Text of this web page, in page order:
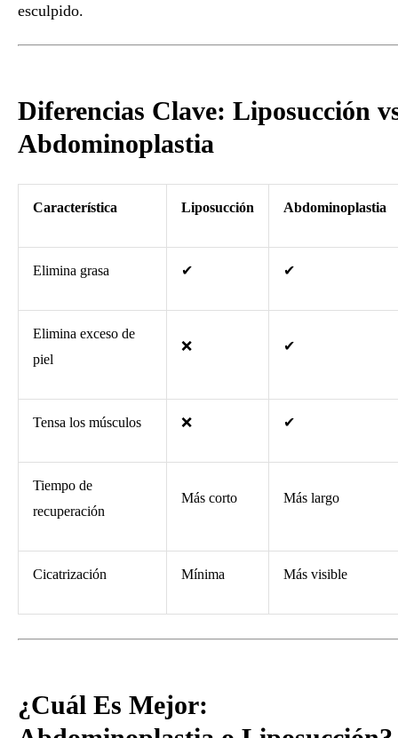
esculpido.
Diferencias Clave: Liposucción
Abdominoplastia
Característica Liposucción Abdominoplastia
Elimina grasa ✔ ✔
Elimina exceso de
piel
❌ ✔
Tensa los músculos ❌ ✔
Tiempo de
recuperación
Más corto Más largo
Cicatrización Mínima Más visible
¿Cuál Es Mejor: